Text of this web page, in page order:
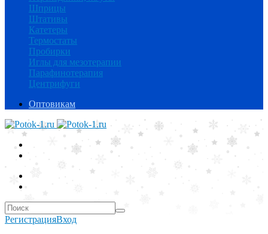
Шприцы
Штативы
Катетеры
Термостаты
Пробирки
Иглы для мезотерапии
Парафинотерапия
Центрифуги
Оптовикам
РегистрацияВход